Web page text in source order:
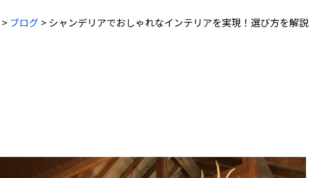
> ブログ > シャンデリアでおしゃれなインテリアを実現！選び方を解説